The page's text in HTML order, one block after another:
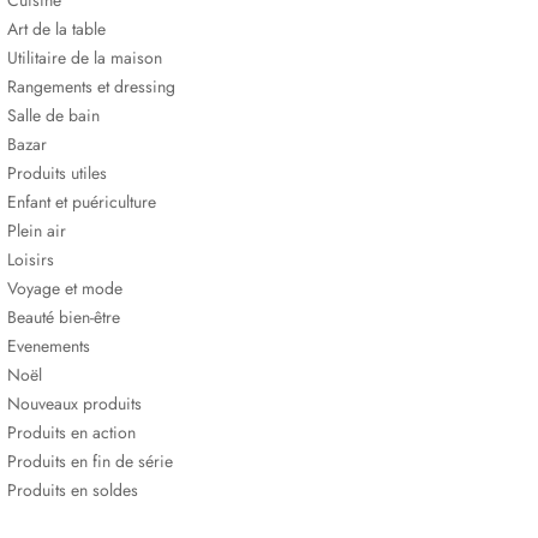
Art de la table
Utilitaire de la maison
Rangements et dressing
Salle de bain
Bazar
Produits utiles
Enfant et puériculture
Plein air
Loisirs
Voyage et mode
Beauté bien-être
Evenements
Noël
Nouveaux produits
Produits en action
Produits en fin de série
Produits en soldes